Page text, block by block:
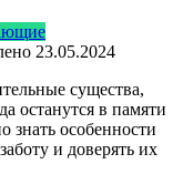
23.05.2024
существа,
останутся в памяти
знать особенности
и доверять их